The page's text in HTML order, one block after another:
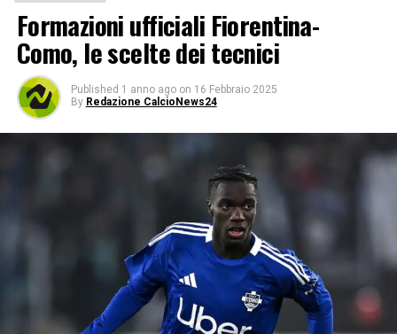
Formazioni ufficiali Fiorentina-
Como, le scelte dei tecnici
Published 1 anno ago on 16 Febbraio 2025
By Redazione CalcioNews24